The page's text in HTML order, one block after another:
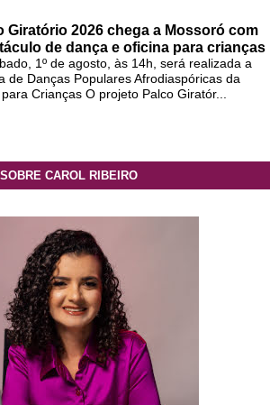
Giratório 2026 chega a Mossoró com
de dança e oficina para crianças
1º de agosto, às 14h, será realizada a
de Danças Populares Afrodiaspóricas da
Crianças O projeto Palco Giratór...
SOBRE CAROL RIBEIRO